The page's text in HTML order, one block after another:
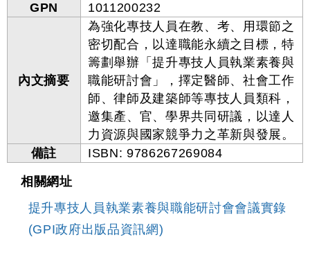
GPN
1011200232
內文摘要
為強化專技人員在教、考、用環節之
密切配合，以達職能永續之目標，特
籌劃舉辦「提升專技人員執業素養與
職能研討會」，擇定醫師、社會工作
師、律師及建築師等專技人員類科，
邀集產、官、學界共同研議，以達人
力資源與國家競爭力之革新與發展。
備註
ISBN: 9786267269084
相關網址
提升專技人員執業素養與職能研討會會議實錄
(GPI政府出版品資訊網)